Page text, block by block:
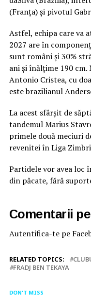
(Franța) și pivotul
Astfel, echipa care va
2027 are în
sunt români și 30%
ani și înălțime 190
Antonio Cristea, cu
este brazilianul
La acest sfârșit de
tandemul Marius
primele două meciuri
revenitei în Liga
Partidele vor avea loc
din păcate, fără
Comentarii
Autentifica-te pe
RELATED TOPICS:
FRADJ BEN TEKAYA
DON'T MISS